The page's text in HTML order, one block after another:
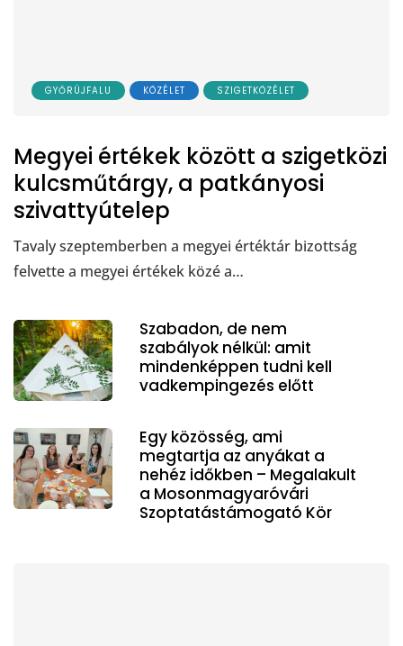
GYŐRÚJFALU KÖZÉLET SZIGETKÖZÉLET
Megyei értékek között a szigetközi
kulcsműtárgy, a patkányosi
szivattyútelep
Tavaly szeptemberben a megyei értéktár bizottság
felvette a megyei értékek közé a…
Szabadon, de nem
szabályok nélkül: amit
mindenképpen tudni kell
vadkempingezés előtt
Egy közösség, ami
megtartja az anyákat a
nehéz időkben – Megalakult
a Mosonmagyaróvári
Szoptatástámogató Kör